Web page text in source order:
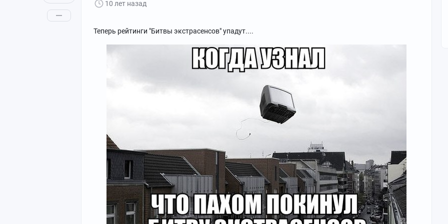
10 лет назад
Теперь рейтинги "Битвы экстрасенсов" упадут....